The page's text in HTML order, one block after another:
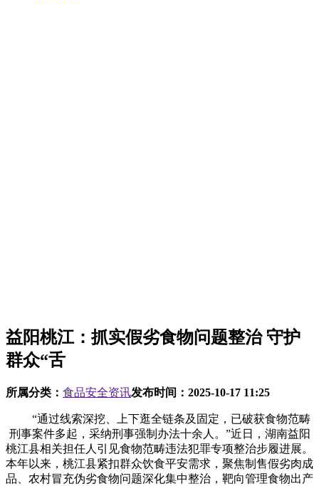
益阳桃江：抓实假劣食物问题整治 守护
群众“舌
所属分类： 食品安全资讯发布时间： 2025-10-17 11:25
“通过线索深挖、上下逛全链条及固定，已破获食物范畴
刑事案件多起，采纳刑事强制办法十余人。”近日，湖南益阳
桃江县相关担任人引见食物范畴违法犯罪专项整治步履进展。
本年以来，桃江县紧扣群众饮食平安需求，聚焦制售假劣肉成
品、农村冒充伪劣食物问题深化集中整治，靶向管理食物出产